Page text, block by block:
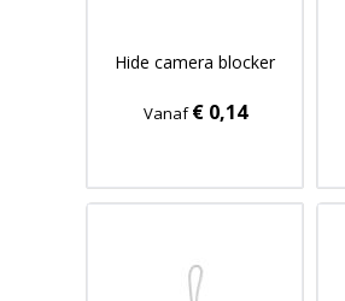
Hide camera blocker
Vanaf€ 0,14